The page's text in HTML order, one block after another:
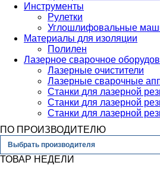
Инструменты
Рулетки
Углошлифовальные
Материалы для изоляции
Полилен
Лазерное сварочное
Лазерные очистители
Лазерные сварочные
Станки для лазерной
Станки для лазерной
Станки для лазерной
ПО ПРОИЗВОДИТЕЛЮ
Выбрать производителя
ТОВАР НЕДЕЛИ